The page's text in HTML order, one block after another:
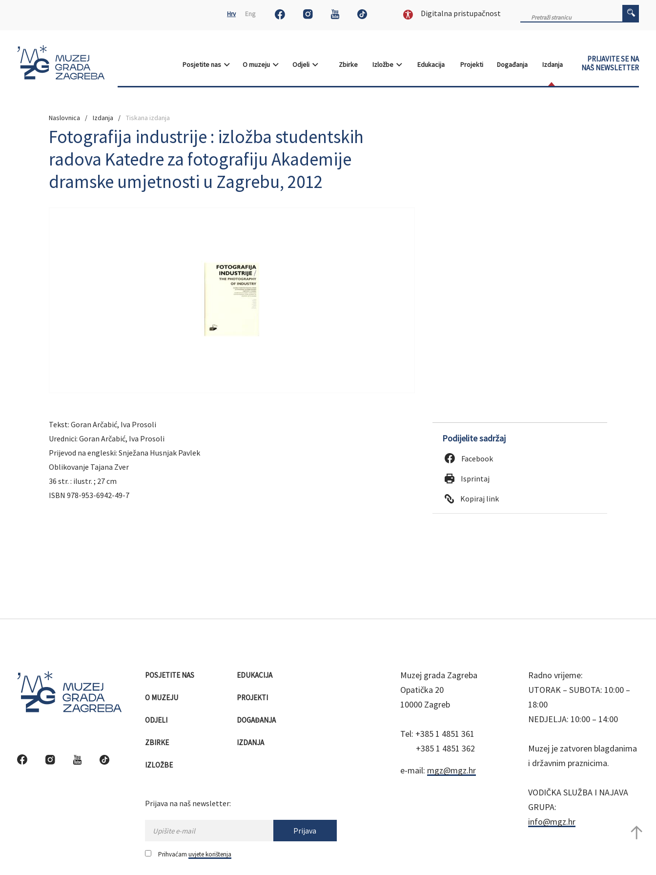
Hrv Eng Digitalna pristupačnost
Posjetite nas O muzeju Odjeli Zbirke Izložbe Edukacija Projekti Događanja Izdanja
PRIJAVITE SE NA
NAŠ NEWSLETTER
Naslovnica Izdanja Tiskana izdanja
Fotografija industrije : izložba studentskih
radova Katedre za fotografiju Akademije
dramske umjetnosti u Zagrebu, 2012
Tekst: Goran Arčabić, Iva Prosoli
Urednici: Goran Arčabić, Iva Prosoli
Prijevod na engleski: Snježana Husnjak Pavlek
Oblikovanje Tajana Zver
36 str. : ilustr. ; 27 cm
ISBN 978-953-6942-49-7
Podijelite sadržaj
Facebook
Isprintaj
Kopiraj link
POSJETITE NAS
O MUZEJU
ODJELI
ZBIRKE
IZLOŽBE
EDUKACIJA
PROJEKTI
DOGAĐANJA
IZDANJA
Prijava na naš newsletter:
Prijava
Prihvaćam uvjete korištenja
Muzej grada Zagreba
Opatička 20
10000 Zagreb
Tel: +385 1 4851 361
+385 1 4851 362
e-mail: mgz@mgz.hr
Radno vrijeme:
UTORAK – SUBOTA: 10:00 –
18:00
NEDJELJA: 10:00 – 14:00
Muzej je zatvoren blagdanima
i državnim praznicima.
VODIČKA SLUŽBA I NAJAVA
GRUPA:
info@mgz.hr